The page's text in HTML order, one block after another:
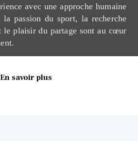
avec une approche humaine
la passion du sport, la recherche
le plaisir du partage sont au cœur
En savoir plus